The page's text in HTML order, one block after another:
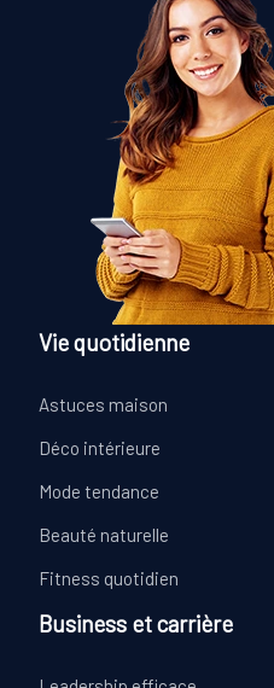
Vie quotidienne
Astuces maison
Déco intérieure
Mode tendance
Beauté naturelle
Fitness quotidien
Business et carrière